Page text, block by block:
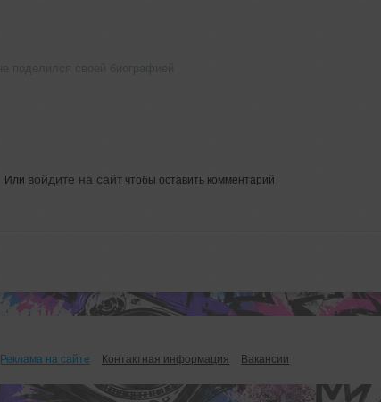
Или войдите на сайтчтобы оставить комментарий
Реклама на сайте Контактная информация Вакансии